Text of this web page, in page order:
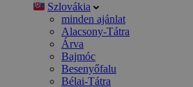
Szlovákia
minden ajánlat
Alacsony-Tátra
Árva
Bajmóc
Besenyőfalu
Bélai-Tátra